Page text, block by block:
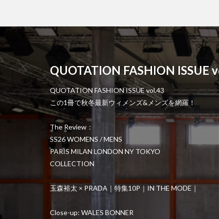
QUOTATION FASHION ISSUE
QUOTATION FASHION ISSUE vol.43
この1冊で秋冬最新ウィメンズ&メンズを網羅！
The Review：
SS26 WOMENS / MENS
PARIS MILAN LONDON NY TOKYO
COLLECTION
玉森裕太 × PRADA｜特集10P｜IN THE MODE｜
Close-up: WALES BONNER